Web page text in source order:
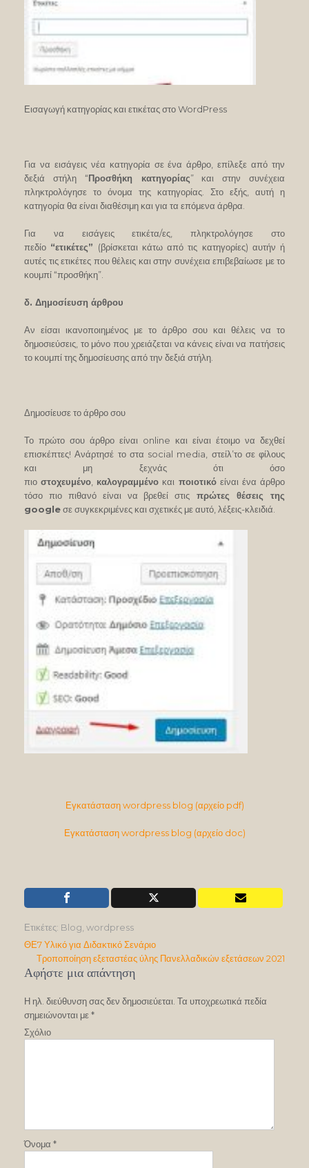
Εισαγωγή κατηγορίας και ετικέτας στο WordPress
Για να εισάγεις νέα κατηγορία σε ένα άρθρο, επίλεξε από την
δεξιά στήλη “Προσθήκη κατηγορίας” και στην συνέχεια
πληκτρολόγησε το όνομα της κατηγορίας. Στο εξής, αυτή η
κατηγορία θα είναι διαθέσιμη και για τα επόμενα άρθρα.
Για να εισάγεις ετικέτα/ες, πληκτρολόγησε στο
πεδίο “ετικέτες” (βρίσκεται κάτω από τις κατηγορίες) αυτήν ή
αυτές τις ετικέτες που θέλεις και στην συνέχεια επιβεβαίωσε με το
κουμπί “προσθήκη”.
δ. Δημοσίευση άρθρου
Αν είσαι ικανοποιημένος με το άρθρο σου και θέλεις να το
δημοσιεύσεις, το μόνο που χρειάζεται να κάνεις είναι να πατήσεις
το κουμπί της δημοσίευσης από την δεξιά στήλη.
Δημοσίευσε το άρθρο σου
Το πρώτο σου άρθρο είναι online και είναι έτοιμο να δεχθεί
επισκέπτες! Ανάρτησέ το στα social media, στείλ’το σε φίλους
και μη ξεχνάς ότι όσο
πιοστοχευμένο, καλογραμμένο και ποιοτικόείναι ένα άρθρο
τόσο πιο πιθανό είναι να βρεθεί στις πρώτες θέσεις της
googleσε συγκεκριμένες και σχετικές με αυτό, λέξεις-κλειδιά.
Εγκατάσταση wordpress blog (αρχείο pdf)
Εγκατάσταση wordpress blog (αρχείο doc)
Ετικέτες: Blog, wordpress
Πλοήγηση
άρθρων
ΘΕ7 Υλικό για Διδακτικό Σενάριο
Τροποποίηση εξεταστέας ύλης Πανελλαδικών εξετάσεων 2021
Αφήστε μια απάντηση
Η ηλ. διεύθυνση σας δεν δημοσιεύεται. Τα υποχρεωτικά πεδία
σημειώνονται με*
Σχόλιο
Όνομα *